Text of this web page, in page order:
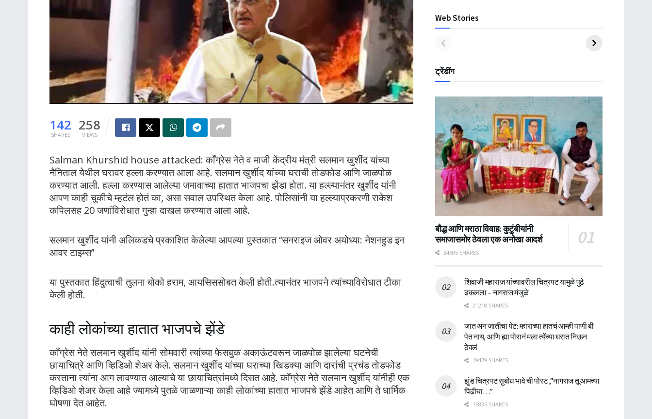
142
SHARES
258
VIEWS
Salman Khurshid house attacked: काँग्रेस नेते व माजी केंद्रीय मंत्री सलमान खुर्शीद यांच्या
नैनिताल येथील घरावर हल्ला करण्यात आला आहे. सलमान खुर्शीद यांच्या घराची तोडफोड आणि जाळपोळ
करण्यात आली. हल्ला करण्यास आलेल्या जमावाच्या हातात भाजपचा झेंडा होता. या हल्ल्यानंतर खुर्शीद यांनी
आपण काही चुकीचे म्हटंल होतं का, असा सवाल उपस्थित केला आहे. पोलिसांनी या हल्ल्याप्रकरणी राकेश
कपिलसह 20 जणांविरोधात गुन्हा दाखल करण्यात आला आहे.
सलमान खुर्शीद यांनी अलिकडचे प्रकाशित केलेल्या आपल्या पुस्तकात ‘‘सनराइज ओवर अयोध्या: नेशनहुड इन
आवर टाइम्स’’
या पुस्तकात हिंदुत्वाची तुलना बोको हराम, आयसिससोबत केली होती.त्यानंतर भाजपने त्यांच्याविरोधात टीका
केली होती.
काही लोकांच्या हातात भाजपचे झेंडे
काँग्रेस नेते सलमान खुर्शीद यांनी सोमवारी त्यांच्या फेसबुक अकाऊंटवरून जाळपोळ झालेल्या घटनेची
छायाचित्रे आणि व्हिडिओ शेअर केले. सलमान खुर्शीद यांच्या घराच्या खिडक्या आणि दारांची प्रचंड तोडफोड
करताना त्यांना आग लावण्यात आल्याचे या छायाचित्रांमध्ये दिसत आहे. काँग्रेस नेते सलमान खुर्शीद यांनीही एक
व्हिडिओ शेअर केला आहे ज्यामध्ये पुतळे जाळणाऱ्या काही लोकांच्या हातात भाजपचे झेंडे आहेत आणि ते धार्मिक
घोषणा देत आहेत.
Web Stories
ट्रेंडींग
बौद्ध आणि मराठा विवाह: कुटुंबीयांनी
समाजासमोर ठेवला एक अनोखा आदर्श
34505 SHARES
शिवाजी महाराज यांच्यावरील चित्रपट यामुळे पुढे
ढकलला – नागराज मंजुळे
21218 SHARES
जात अन जातीचा पेट: म्हाराच्या हातचं आम्ही पाणी बी
पेत नाय, आणि ह्या पोरानं मला त्येंच्या घरात निऊन
ठेवलं.
19479 SHARES
झुंड चित्रपट:सुबोध भावे ची पोस्ट ,”नागराज तू आमच्या
पिढीचा…”
15835 SHARES